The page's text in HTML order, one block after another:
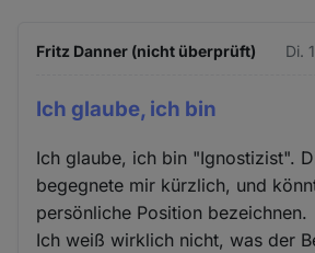
Fritz Danner (nicht überprüft) Di.
Ich glaube, ich bin
Ich glaube, ich bin "Ignostizist".
begegnete mir kürzlich, und
persönliche Position bezeichnen.
Ich weiß wirklich nicht, was der